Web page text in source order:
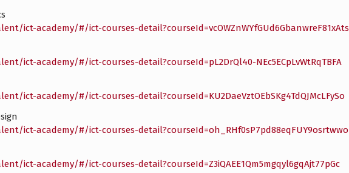
ict-academy/#/ict-courses-detail?courseId=vcOWZnWYfGUd6GbanwreF81xAts
ict-academy/#/ict-courses-detail?courseId=pL2DrQl40-NEc5ECpLvWtRqTBFA
ict-academy/#/ict-courses-detail?courseId=KU2DaeVztOEbSKg4TdQJMcLFySo
ict-academy/#/ict-courses-detail?courseId=oh_RHf0sP7pd88eqFUY9osrtwwo
ict-academy/#/ict-courses-detail?courseId=Z3iQAEE1Qm5mgqyl6gqAjt77pGc